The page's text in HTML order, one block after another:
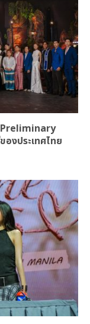
Preliminary
งประเทศไทย